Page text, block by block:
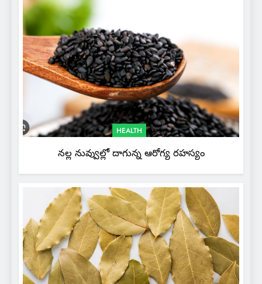
HEALTH
నల్ల నువ్వుల్లో దాగున్న ఆరోగ్య రహస్యం